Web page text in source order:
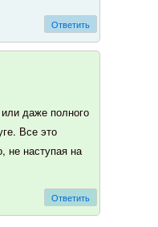
Ответить
даже полного
Все это
не наступая на
Ответить